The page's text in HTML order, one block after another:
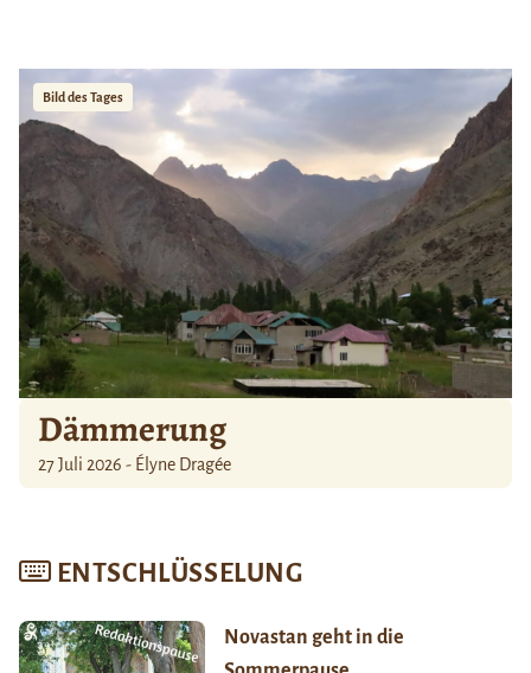
Bild des Tages
Dämmerung
27 Juli 2026 - Élyne Dragée
ENTSCHLÜSSELUNG
Novastan geht in die